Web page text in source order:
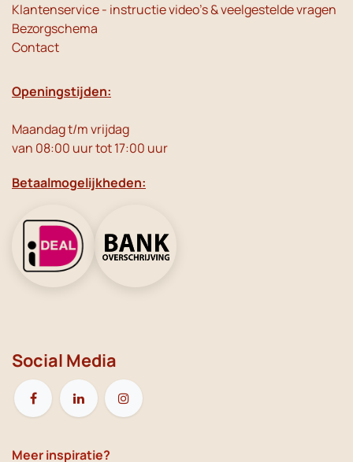
Klantenservice - instructie video's & veelgestelde vragen
Bezorgschema
Contact
Openingstijden:
Maandag t/m vrijdag
van 08:00 uur tot 17:00 uur
Betaalmogelijkheden:
Social Media
Meer inspiratie?